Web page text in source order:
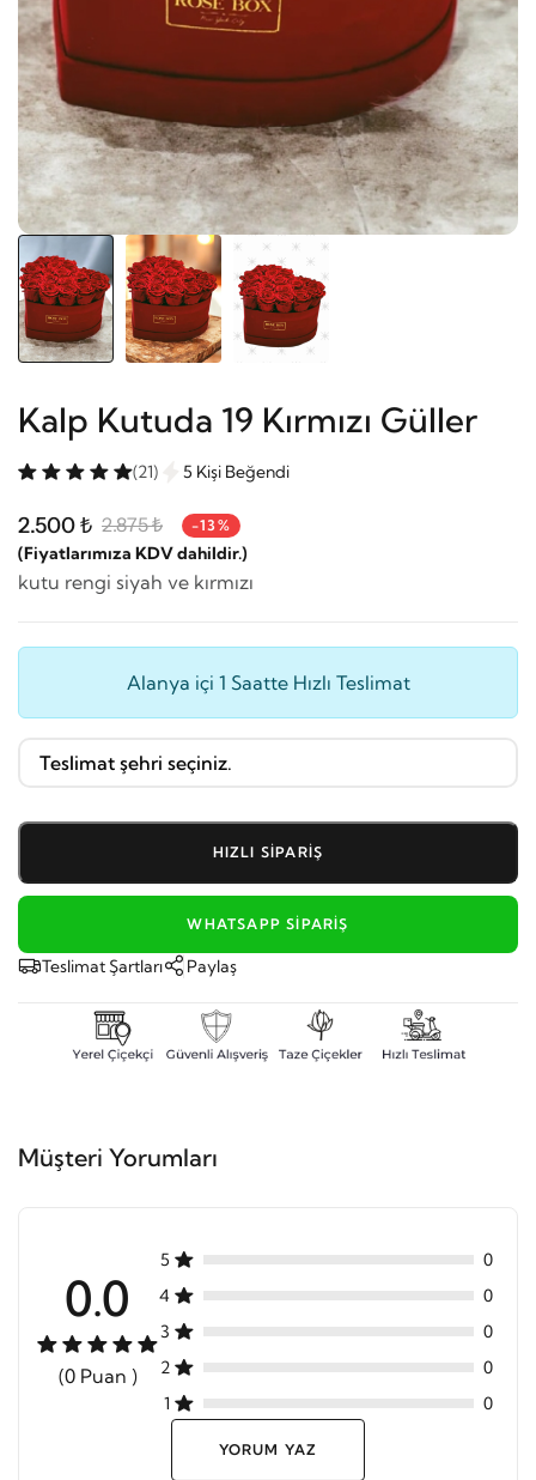
Kalp Kutuda 19 Kırmızı Güller
(21) 5 Kişi Beğendi
2.500 ₺ 2.875 ₺ -13%
(Fiyatlarımıza KDV dahildir.)
kutu rengi siyah ve kırmızı
Alanya içi 1 Saatte Hızlı Teslimat
HIZLI SIPARIŞ
WHATSAPP SIPARIŞ
Teslimat Şartları Paylaş
Müşteri Yorumları
0.0
(0 Puan )
5
0
4
0
3
0
2
0
1
0
YORUM YAZ